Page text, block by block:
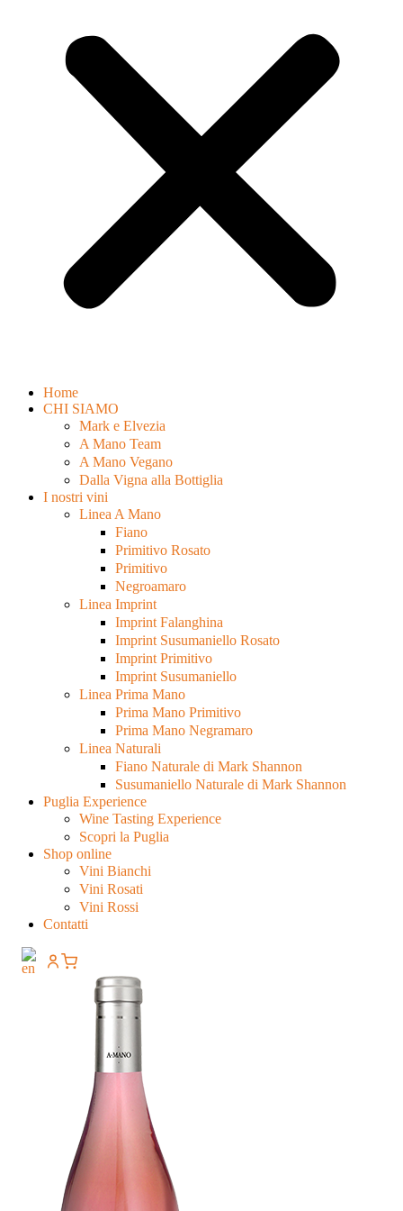
Home
CHI SIAMO
Mark e Elvezia
A Mano Team
A Mano Vegano
Dalla Vigna alla Bottiglia
I nostri vini
Linea A Mano
Fiano
Primitivo Rosato
Primitivo
Negroamaro
Linea Imprint
Imprint Falanghina
Imprint Susumaniello Rosato
Imprint Primitivo
Imprint Susumaniello
Linea Prima Mano
Prima Mano Primitivo
Prima Mano Negramaro
Linea Naturali
Fiano Naturale di Mark Shannon
Susumaniello Naturale di Mark Shannon
Puglia Experience
Wine Tasting Experience
Scopri la Puglia
Shop online
Vini Bianchi
Vini Rosati
Vini Rossi
Contatti